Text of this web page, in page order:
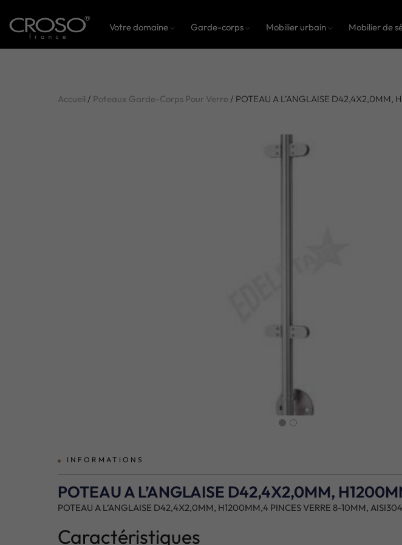
Votre domaine Garde-corps Mobilier urbain Mobilier de
Accueil / Poteaux Garde-Corps Pour Verre / POTEAU A L’ANGLAISE D42,4X2,0MM,
INFORMATIONS
POTEAU A L’ANGLAISE D42,4X2,0MM,
POTEAU A L’ANGLAISE D42,4X2,0MM, H1200MM,4 PINCES VERRE 8-10MM, AISI304
Caractéristiques